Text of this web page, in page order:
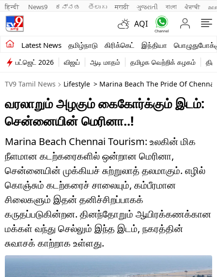
हिन्दी News9 ಕನ್ನಡ తెలుగు मराठी ગુજરાતી বাংলা ਪੰਜਾਬੀ
AQI
Latest News தமிழ்நாடு கிரிக்கெட் இந்தியா
சமீபத்திய செய்திகள்
தமிழ்நாடு
இந்தியா
உலகம்
பொழுதுபோக்கு
லைஃப்ஸ்டைல்
வணிகம்
டெக்னாலஜி
ஆன்மீகம்
வைரல்
பட்ஜெட் 2026 விஜய் ஆடி மாதம் தமிழக வெற்றிக் கழகம்
TV9 Tamil News Lifestyle > Marina Beach The Pride Of
வரலாறும் அழகும் கைகோர்க்கும் இடம்:
சென்னையின் மெரினா..!
Marina Beach Chennai Tourism: உலகின் மிக
நீளமான கடற்கரைகளில் ஒன்றான மெரினா,
சென்னையின் முக்கியச் சுற்றுலாத் தலமாகும். எழில்
கொஞ்சும் கடற்கரைச் சாலையும், கம்பீரமான
சிலைகளும் இதன் தனிச்சிறப்பாகக்
கருதப்படுகின்றன. தினந்தோறும் ஆயிரக்கணக்கான
மக்கள் வந்து செல்லும் இந்த இடம், நகரத்தின்
சுவாசக் காற்றாக உள்ளது.